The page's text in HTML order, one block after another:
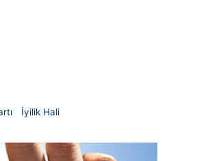
İyilik Hali